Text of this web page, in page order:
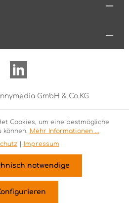
GmbH & Co.KG
Cookies, um eine bestmögliche
können. Mehr Informationen ...
| Impressum
notwendige